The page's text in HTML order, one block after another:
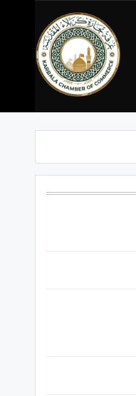
غرفة تجارة